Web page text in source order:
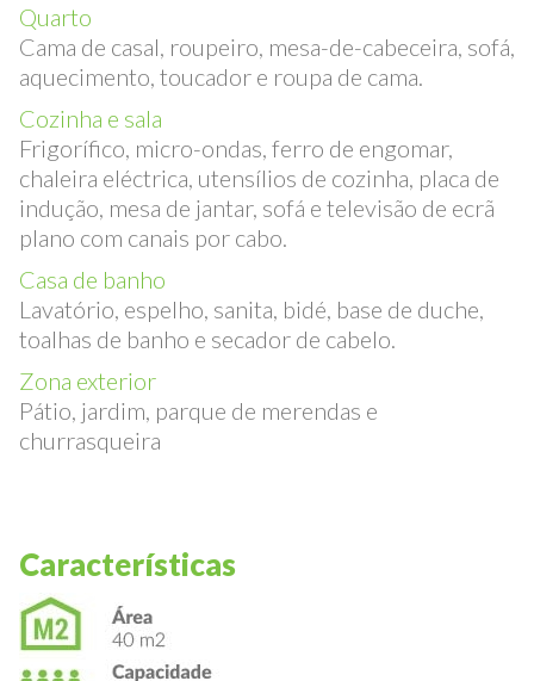
Quarto
Cama de casal, roupeiro, mesa-de-cabeceira, sofá,
aquecimento, toucador e roupa de cama.
Cozinha e sala
Frigorífico, micro-ondas, ferro de engomar,
chaleira eléctrica, utensílios de cozinha, placa de
indução, mesa de jantar, sofá e televisão de ecrã
plano com canais por cabo.
Casa de banho
Lavatório, espelho, sanita, bidé, base de duche,
toalhas de banho e secador de cabelo.
Zona exterior
Pátio, jardim, parque de merendas e
Características